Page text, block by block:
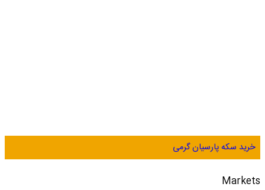
خرید سکه پارسیان گرمی
Markets